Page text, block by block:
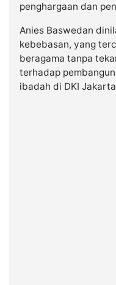
penghargaan dan
Anies Baswedan
kebebasan, yang
beragama tanpa
terhadap
ibadah di DKI